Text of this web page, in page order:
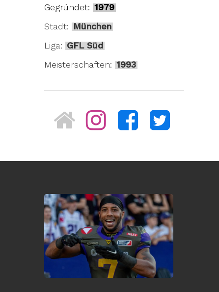
Gegründet: 1979
Stadt: München
Liga: GFL Süd
Meisterschaften: 1993